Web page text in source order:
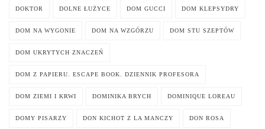
DOKTOR DOLNE ŁUŻYCE DOM GUCCI DOM KLEPSYDRY
DOM NA WYGONIE DOM NA WZGÓRZU DOM STU SZEPTÓW
DOM UKRYTYCH ZNACZEŃ
DOM Z PAPIERU. ESCAPE BOOK. DZIENNIK PROFESORA
DOM ZIEMI I KRWI DOMINIKA BRYCH DOMINIQUE LOREAU
DOMY PISARZY DON KICHOT Z LA MANCZY DON ROSA